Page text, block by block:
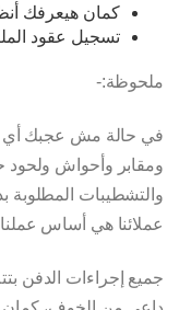
كمان هيعرفك
تسجيل عقود
ملحوظة:-
في حالة مش عجبك أي
ومقابر وأحواش
والتشطيبات المطلوبة
عملائنا هي أساس
جميع إجراءات الدفن